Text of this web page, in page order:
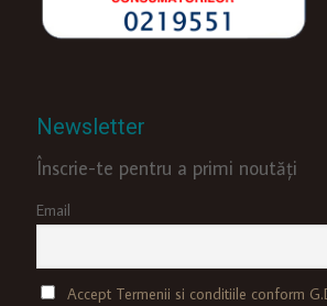
Newsletter
Înscrie-te pentru a primi noutăți
Email
Accept Termenii si conditiile conform